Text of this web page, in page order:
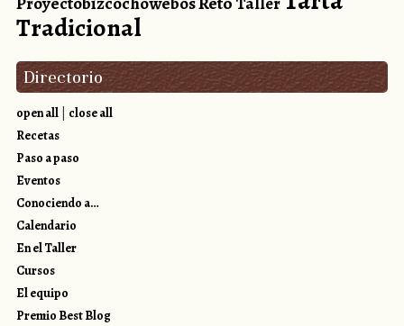
Tradicional
Directorio
open all| close all
Recetas
Paso a paso
Eventos
Conociendo a…
Calendario
En el Taller
Cursos
El equipo
Premio Best Blog